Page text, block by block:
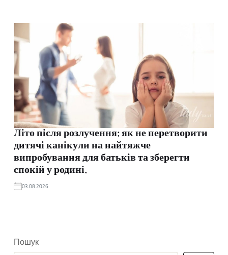
Літо після розлучення: як не перетворити
дитячі канікули на найтяжче
випробування для батьків та зберегти
спокій у родині.
03.08.2026
Пошук